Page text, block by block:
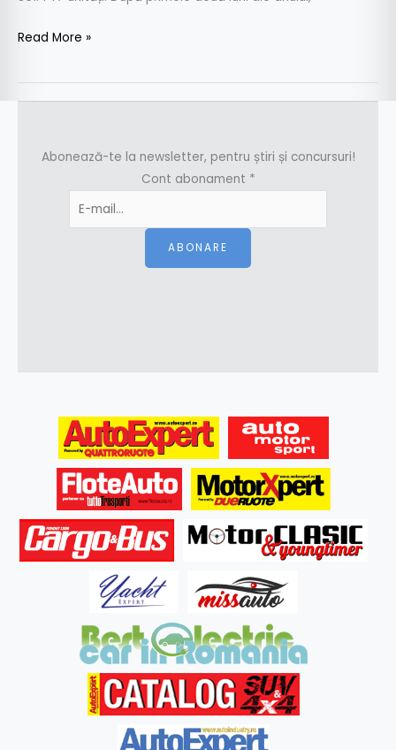
Read More »
Abonează-te la newsletter, pentru știri și concursuri!
Cont abonament *
ABONARE